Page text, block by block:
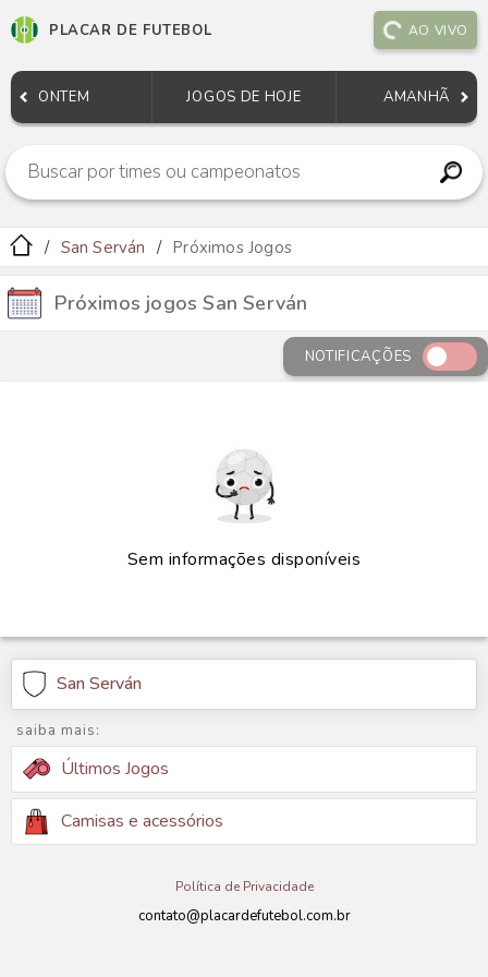
PLACAR DE FUTEBOL AO VIVO
ONTEM JOGOS DE HOJE AMANHÃ
San Serván Próximos Jogos
Próximos jogos San Serván
NOTIFICAÇÕES
Sem informações disponíveis
San Serván
saiba mais:
Últimos Jogos
Camisas e acessórios
Política de Privacidade
contato@placardefutebol.com.br